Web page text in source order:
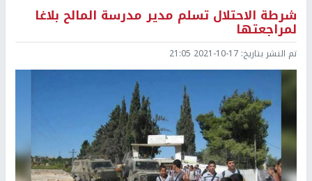
شرطة الاحتلال تسلم مدير مدرسة المالح بلاغا
لمراجعتها
تم النشر بتاريخ: 2021-10-17 21:05